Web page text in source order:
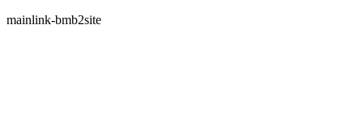
mainlink-bmb2site